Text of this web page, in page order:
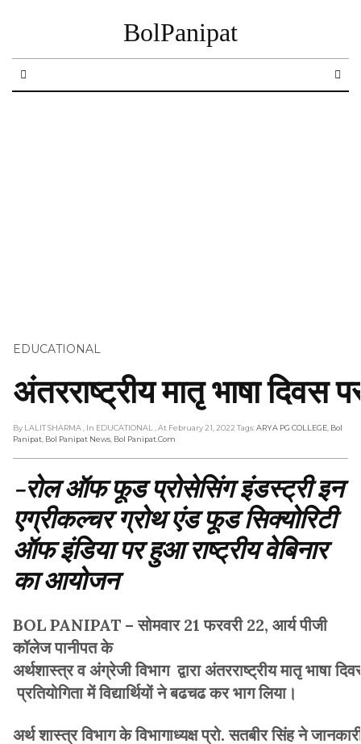
BolPanipat
EDUCATIONAL
अंतरराष्ट्रीय मातृ भाषा दिवस
By LALIT SHARMA , In EDUCATIONAL , At February 21, 2022 Tags:ARYA PG COLLEGE Bol
Panipat Bol Panipat News Bol Panipat.com
-रोल ऑफ फूड प्रोसेसिंग इंडस्ट्री इन
एग्रीकल्चर ग्रोथ एंड फूड सिक्योरिटी
ऑफ इंडिया पर हुआ राष्ट्रीय वेबिनार
का आयोजन
BOL PANIPAT – सोमवार 21 फरवरी 22, आर्य पीजी
कॉलेज पानीपत के
अर्थशास्त्र व अंग्रेजी विभाग द्वारा अंतरराष्ट्रीय मातृ भाषा
प्रतियोगिता में विद्यार्थियों ने बढचढ कर भाग लिया।
अर्थ शास्त्र विभाग के विभागाध्यक्ष प्रो. सतबीर सिंह ने